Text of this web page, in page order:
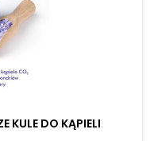
KULE DO KĄPIELI